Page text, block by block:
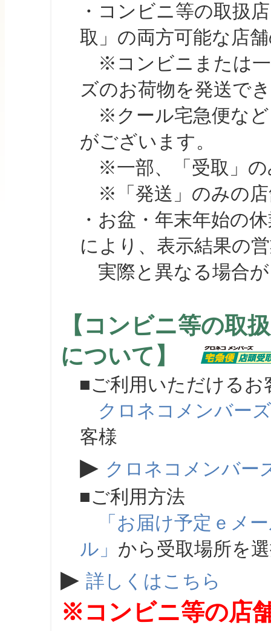
・コンビニ等の取扱
取」の両方可能な店
※コンビニまたは一
ズのお荷物を発送で
※クール宅急便など
がございます。
※一部、「受取」の
※「発送」のみの店
・お盆・年末年始の
により、表示結果の
実際と異なる場合が
【コンビニ等の取
について】
■ご利用いただけるお
クロネコメンバーズ
客様
▶ クロネコメンバー
■ご利用方法
「お届け予定ｅメ
ル」 から受取場所を
▶ 詳しくはこちら
※コンビニ等の店